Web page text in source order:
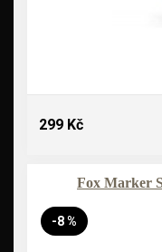
299 Kč
Fox Marker
-8 %